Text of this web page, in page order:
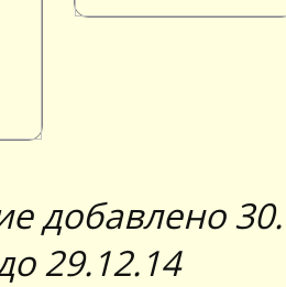
добавлено
29.12.14